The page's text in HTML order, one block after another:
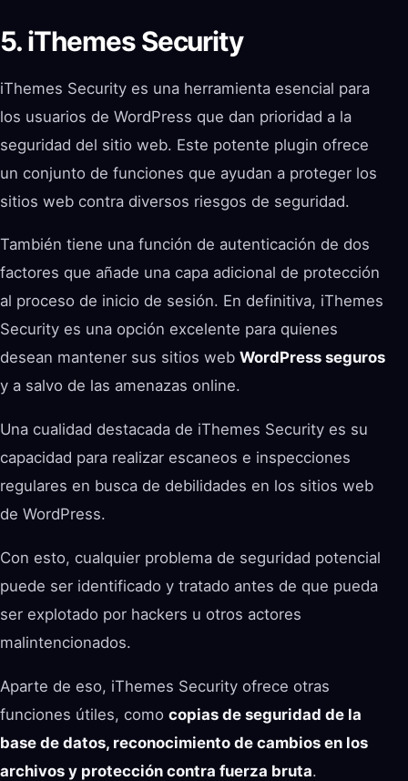
5. iThemes Security
iThemes Security es una herramienta esencial para
los usuarios de WordPress que dan prioridad a la
seguridad del sitio web. Este potente plugin ofrece
un conjunto de funciones que ayudan a proteger los
sitios web contra diversos riesgos de seguridad.
También tiene una función de autenticación de dos
factores que añade una capa adicional de protección
al proceso de inicio de sesión. En definitiva, iThemes
Security es una opción excelente para quienes
desean mantener sus sitios web WordPress seguros
y a salvo de las amenazas online.
Una cualidad destacada de iThemes Security es su
capacidad para realizar escaneos e inspecciones
regulares en busca de debilidades en los sitios web
de WordPress.
Con esto, cualquier problema de seguridad potencial
puede ser identificado y tratado antes de que pueda
ser explotado por hackers u otros actores
malintencionados.
Aparte de eso, iThemes Security ofrece otras
funciones útiles, como copias de seguridad de la
base de datos, reconocimiento de cambios en los
archivos y protección contra fuerza bruta.